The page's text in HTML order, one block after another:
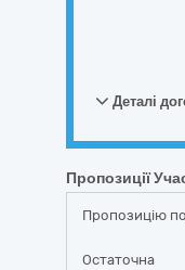
Деталі
Пропозиції
Пропозицію
Остаточна